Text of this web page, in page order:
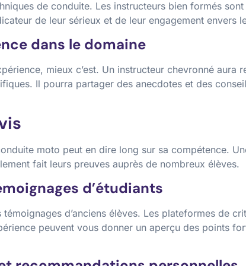
de conduite. Les instructeurs bien formés
de leur sérieux et de leur engagement envers
dans le domaine
mieux c’est. Un instructeur chevronné
Il pourra partager des anecdotes et des
moto peut en dire long sur sa compétence.
fait leurs preuves auprès de nombreux élèves.
d’étudiants
d’anciens élèves. Les plateformes de
peuvent vous donner un aperçu des points